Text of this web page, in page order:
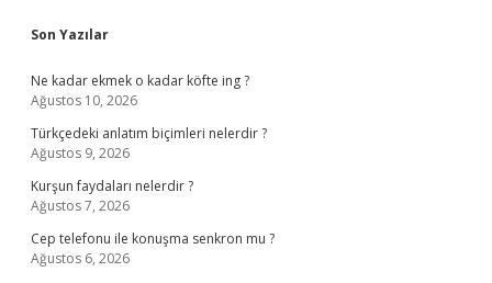
Sidebar
Son Yazılar
Ne kadar ekmek o kadar köfte ing ?
Ağustos 10, 2026
Türkçedeki anlatım biçimleri nelerdir ?
Ağustos 9, 2026
Kurşun faydaları nelerdir ?
Ağustos 7, 2026
Cep telefonu ile konuşma senkron mu ?
Ağustos 6, 2026